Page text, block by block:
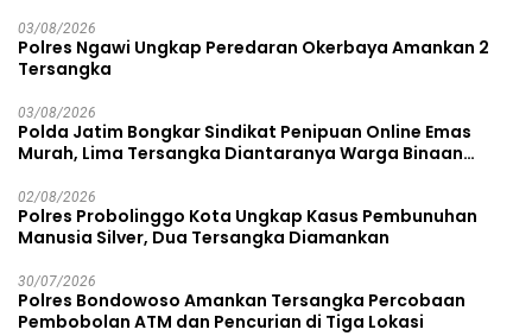
03/08/2026
Polres Ngawi Ungkap Peredaran Okerbaya Amankan 2
Tersangka
03/08/2026
Polda Jatim Bongkar Sindikat Penipuan Online Emas
Murah, Lima Tersangka Diantaranya Warga Binaan
02/08/2026
Polres Probolinggo Kota Ungkap Kasus Pembunuhan
Manusia Silver, Dua Tersangka Diamankan
30/07/2026
Polres Bondowoso Amankan Tersangka Percobaan
Pembobolan ATM dan Pencurian di Tiga Lokasi